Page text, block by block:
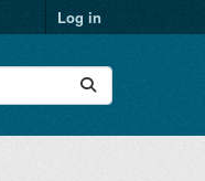
Log in